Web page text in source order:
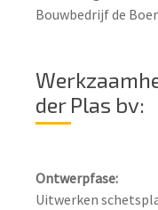
Bouwbedrijf de
der Plas bv:
Ontwerpfase: